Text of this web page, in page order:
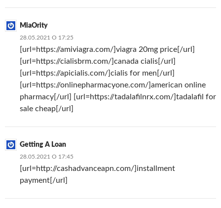
MiaOrity
28.05.2021 О 17:25
[url=https://amiviagra.com/]viagra 20mg price[/url]
[url=https://cialisbrm.com/]canada cialis[/url]
[url=https://apicialis.com/]cialis for men[/url]
[url=https://onlinepharmacyone.com/]american online
pharmacy[/url] [url=https://tadalafilnrx.com/]tadalafil for
sale cheap[/url]
Getting A Loan
28.05.2021 О 17:45
[url=http://cashadvanceapn.com/]installment
payment[/url]